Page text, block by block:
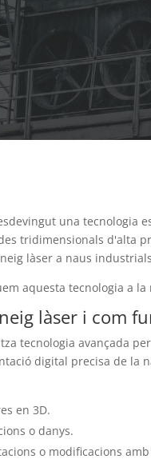
una tecnologia
tridimensionals d'alta
làser a naus
aquesta tecnologia a
làser i com
tecnologia avançada
digital precisa de la
en 3D.
o danys.
o modificacions